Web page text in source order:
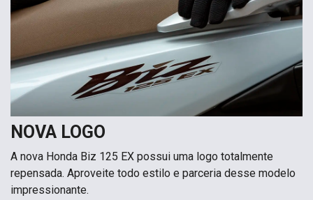
NOVA LOGO
A nova Honda Biz 125 EX possui uma logo totalmente
repensada. Aproveite todo estilo e parceria desse modelo
impressionante.